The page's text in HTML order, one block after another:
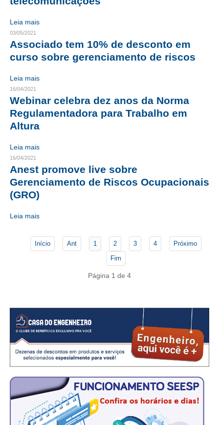
CONTATO
ENGENHEIRO EMPREENDEDOR
SEESP EDUCAÇÃO
PLATAFORMAS GRATUITAS
BENEFÍCIOS
CONVÊNIOS
PLANO DE SAÚDE
SEESPPREV
CONSÓRCIOS
CAMPANHAS SALARIAIS
CONTEÚDO ESPECIAL
JORNAL DO ENGENHEIRO
AGENDA
SEESP NOTÍCIAS
NOTÍCIAS NO WHATSAPP
FOTOS
Leia mais
03/05/2021
Associado tem 10% de desconto em
curso sobre gerenciamento de riscos
Leia mais
16/04/2021
Webinar celebra dez anos da Norma
Regulamentadora para Trabalho em
Altura
Leia mais
16/04/2021
Anest promove live sobre
Gerenciamento de Riscos Ocupacionais
(GRO)
Leia mais
Início Ant 1 2 3 4
Próximo
Fim
Página 1 de 4